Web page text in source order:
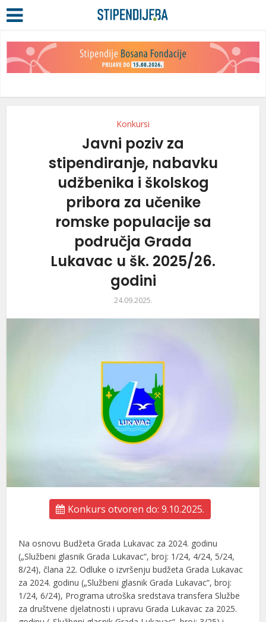
Konkursi
Javni poziv za
stipendiranje, nabavku
udžbenika i školskog
pribora za učenike
romske populacije sa
područja Grada
Lukavac u šk. 2025/26.
godini
24.09.2025.
Konkurs otvoren do: 9.10.2025.
Na osnovu Budžeta Grada Lukavac za 2024. godinu
(„Službeni glasnik Grada Lukavac“, broj: 1/24, 4/24, 5/24,
8/24), člana 22. Odluke o izvršenju budžeta Grada Lukavac
za 2024. godinu („Službeni glasnik Grada Lukavac“, broj:
1/24, 6/24), Programa utroška sredstava transfera Službe
za društvene djelatnosti i upravu Grada Lukavac za 2025.